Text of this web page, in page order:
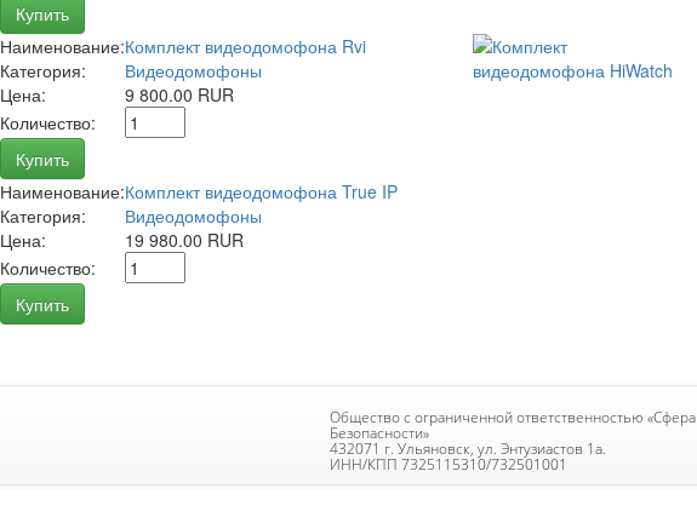
Купить
Наименование:Комплект видеодомофона Rvi
Категория:
Видеодомофоны
Цена:
9 800.00 RUR
Количество:
Купить
Наименование:Комплект видеодомофона True IP
Категория:
Видеодомофоны
Цена:
19 980.00 RUR
Количество:
Купить
Общество с ограниченной ответственностью «Сфера
Безопасности»
432071 г. Ульяновск, ул. Энтузиастов 1а.
ИНН/КПП 7325115310/732501001